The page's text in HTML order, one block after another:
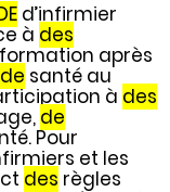
d’infirmier
à des
formation après
de santé au
à des
de
Pour
et les
des règles